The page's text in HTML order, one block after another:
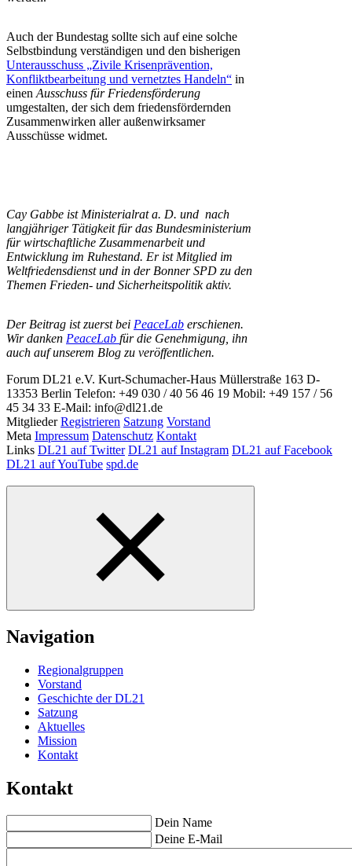
Auch der Bundestag sollte sich auf eine solche
Selbstbindung verständigen und den bisherigen
Unterausschuss „Zivile Krisenprävention,
Konfliktbearbeitung und vernetztes Handeln“ in
einenAusschuss für Friedensförderung
umgestalten, der sich dem friedensfördernden
Zusammenwirken aller außenwirksamer
Ausschüsse widmet.
Cay Gabbe ist Ministerialrat a. D. und nach
langjähriger Tätigkeit für das Bundesministerium
für wirtschaftliche Zusammenarbeit und
Entwicklung im Ruhestand. Er ist Mitglied im
Weltfriedensdienst und in der Bonner SPD zu den
Themen Frieden- und Sicherheitspolitik aktiv.
Der Beitrag ist zuerst bei PeaceLab erschienen.
Wir danken PeaceLab für die Genehmigung, ihn
auch auf unserem Blog zu veröffentlichen.
Forum DL21 e.V. Kurt-Schumacher-Haus Müllerstraße 163 D-
13353 Berlin Telefon: +49 030 / 40 56 46 19 Mobil: +49 157 / 56
45 34 33 E-Mail: info@dl21.de
Mitglieder Registrieren Satzung Vorstand
Meta Impressum Datenschutz Kontakt
Links DL21 auf Twitter DL21 auf Instagram DL21 auf Facebook
DL21 auf YouTube spd.de
Navigation
Regionalgruppen
Vorstand
Geschichte der DL21
Satzung
Aktuelles
Mission
Kontakt
Kontakt
Dein Name
Deine E-Mail